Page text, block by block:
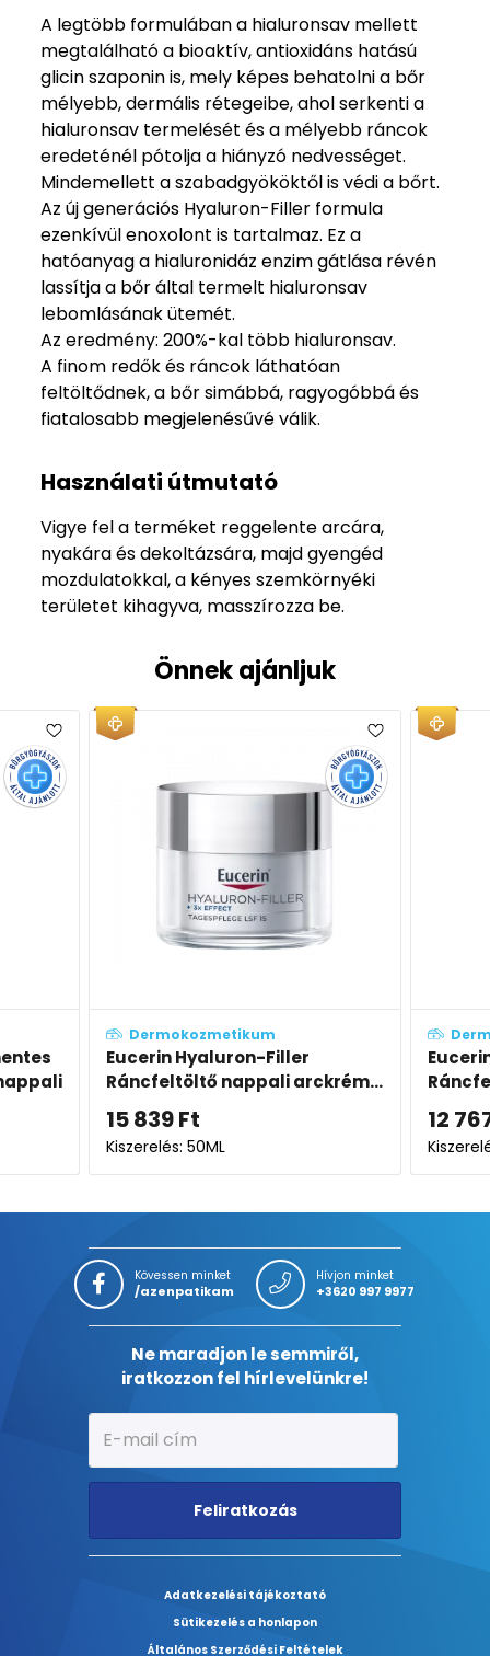
A legtöbb formulában a hialuronsav mellett
megtalálható a bioaktív, antioxidáns hatású
glicin szaponin is, mely képes behatolni a bőr
mélyebb, dermális rétegeibe, ahol serkenti a
hialuronsav termelését és a mélyebb ráncok
eredeténél pótolja a hiányzó nedvességet.
Mindemellett a szabadgyököktől is védi a bőrt.
Az új generációs Hyaluron-Filler formula
ezenkívül enoxolont is tartalmaz. Ez a
hatóanyag a hialuronidáz enzim gátlása révén
lassítja a bőr által termelt hialuronsav
lebomlásának ütemét.
Az eredmény: 200%-kal több hialuronsav.
A finom redők és ráncok láthatóan
feltöltődnek, a bőr simábbá, ragyogóbbá és
fiatalosabb megjelenésűvé válik.
Használati útmutató
Vigye fel a terméket reggelente arcára,
nyakára és dekoltázsára, majd gyengéd
mozdulatokkal, a kényes szemkörnyéki
területet kihagyva, masszírozza be.
Önnek ajánljuk
Filler
arckrém...
Dermokozmetikum
Eucerin Hyaluron-Filler
Ráncfeltöltő nappali arckrém
Kiszerelés: 50ML
Kövessen minket
/azenpatikam
Hívjon minket
+3620 997 9977
Ne maradjon le semmiről,
iratkozzon fel hírlevelünkre!
Feliratkozás
Adatkezelési tájékoztató
Sütikezelés a honlapon
Általános Szerződési Feltételek